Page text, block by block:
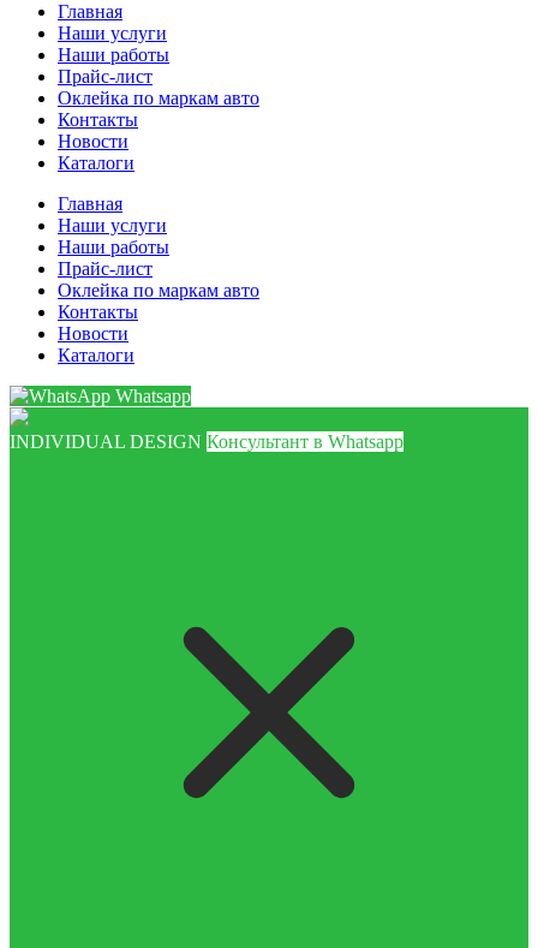
Главная
Наши услуги
Наши работы
Прайс-лист
Оклейка по маркам авто
Контакты
Новости
Каталоги
Главная
Наши услуги
Наши работы
Прайс-лист
Оклейка по маркам авто
Контакты
Новости
Каталоги
Whatsapp
INDIVIDUAL DESIGN Консультант в Whatsapp